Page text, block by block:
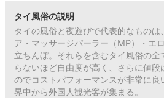
タイ風俗の説明
タイの風俗と夜遊びで代表的なもの
ア・マッサージパーラー（MP）・エ
立ちんぼ。それらを含むタイ風俗の
らないほど自由度が高く、さらに値
のでコストパフォーマンスが非常に
界中から外国人観光客が集まる。